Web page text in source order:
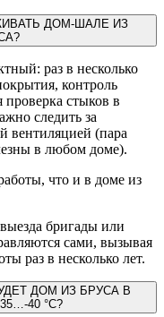
ДОМ-ШАЛЕ ИЗ
раз в несколько
контроль
проверка стыков в
следить за
вентиляцией (пара
в любом доме).
что и в доме из
бригады или
сами, вызывая
раз в несколько лет.
ДОМ ИЗ БРУСА В
40 °C?